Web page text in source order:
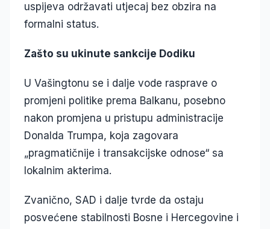
uspijeva održavati utjecaj bez obzira na
formalni status.
Zašto su ukinute sankcije Dodiku
U Vašingtonu se i dalje vode rasprave o
promjeni politike prema Balkanu, posebno
nakon promjena u pristupu administracije
Donalda Trumpa, koja zagovara
„pragmatičnije i transakcijske odnose“ sa
lokalnim akterima.
Zvanično, SAD i dalje tvrde da ostaju
posvećene stabilnosti Bosne i Hercegovine i